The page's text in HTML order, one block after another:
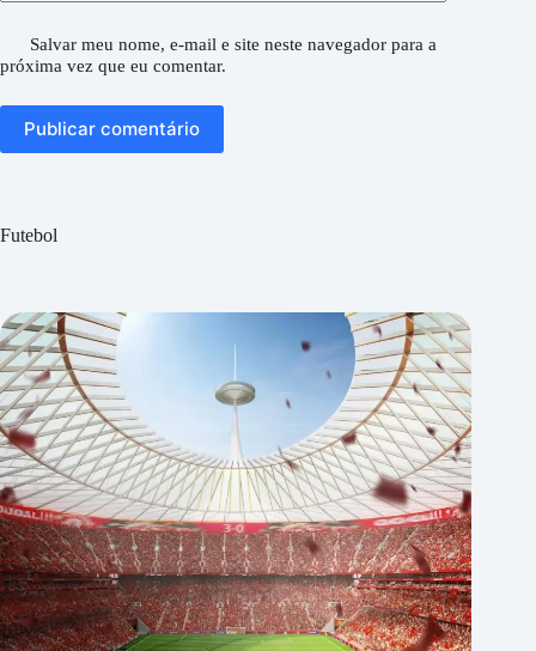
Salvar meu nome, e-mail e site neste navegador para a
próxima vez que eu comentar.
Publicar comentário
Futebol